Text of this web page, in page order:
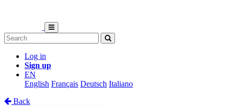
Log in
Sign up
EN
English Français Deutsch Italiano
Back